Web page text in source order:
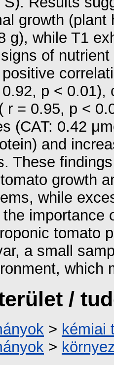
growth
g), while T1
of
p <
r = 0.95, p <
(CAT: 0.42
and
These
growth
while
importance
tomato
a small
which
/
> kémiai
>